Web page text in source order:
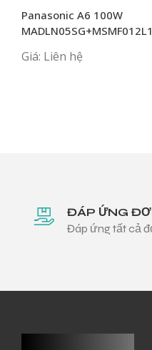
Panasonic A6 100W
Giá: Liên hệ
ĐÁP ỨNG
Đáp ứng tất cả